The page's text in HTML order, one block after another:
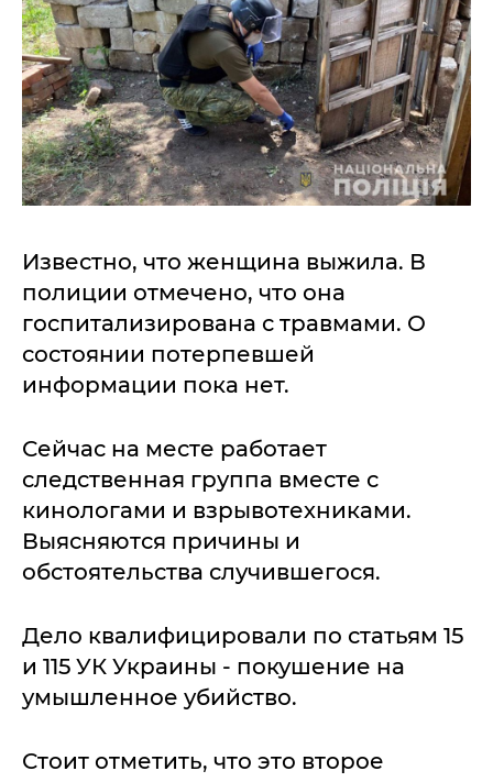
Известно, что женщина выжила. В
полиции отмечено, что она
госпитализирована с травмами. О
состоянии потерпевшей
информации пока нет.
Сейчас на месте работает
следственная группа вместе с
кинологами и взрывотехниками.
Выясняются причины и
обстоятельства случившегося.
Дело квалифицировали по статьям 15
и 115 УК Украины - покушение на
умышленное убийство.
Стоит отметить, что это второе